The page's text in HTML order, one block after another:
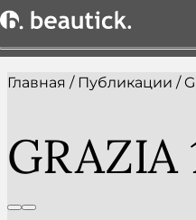
Главная / Публикации /
GRAZIA